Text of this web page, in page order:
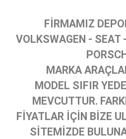
FİRMAMIZ
VOLKSWAGEN - SEAT
MARKA
MODEL SIFIR
MEVCUTTUR.
FİYATLAR İÇİN BİZE
SİTEMİZDE